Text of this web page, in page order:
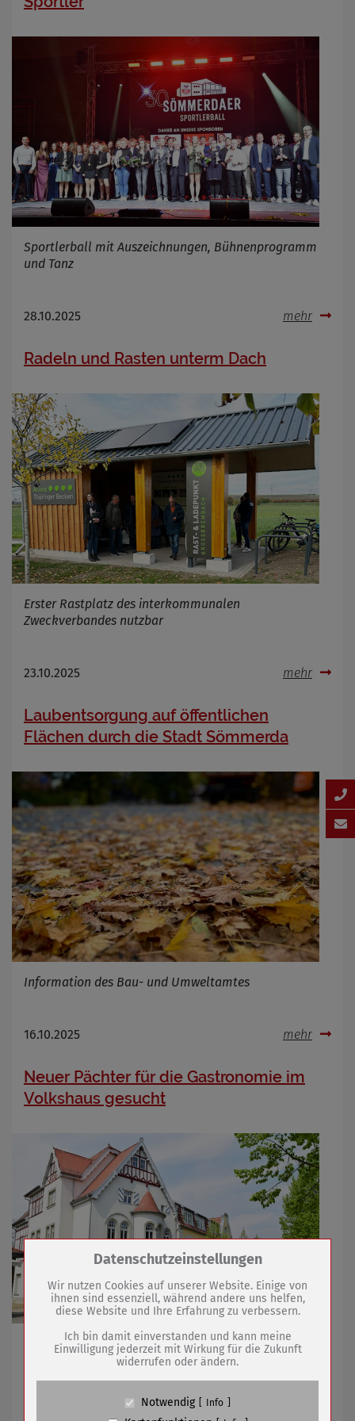
Sportlerball mit Auszeichnungen, Bühnenprogramm
und Tanz
28.10.2025 mehr
Radeln und Rasten unterm Dach
Erster Rastplatz des interkommunalen
Zweckverbandes nutzbar
23.10.2025 mehr
Laubentsorgung auf öffentlichen
Flächen durch die Stadt Sömmerda
Information des Bau- und Umweltamtes
16.10.2025 mehr
Neuer Pächter für die Gastronomie im
Volkshaus gesucht
Öffentliches Interessenbekundungsverfahren für die
Bewirtschaftung ab Januar 2026 gestartet
Zum Betrieb der Seite notwendige Cookies /
Name
PHP Session Cookie
Anbieter
Eigentümer dieser Website (Wenko-
Wenselaar GmbH & Co. KG)
Absicherung Kontaktformular / SPAM
Datenschutzeinstellungen
Wir nutzen Cookies auf unserer Website. Einige von
ihnen sind essenziell, während andere uns helfen,
diese Website und Ihre Erfahrung zu verbessern.
Ich bin damit einverstanden und kann meine
Einwilligung jederzeit mit Wirkung für die Zukunft
widerrufen oder ändern.
Notwendig Info